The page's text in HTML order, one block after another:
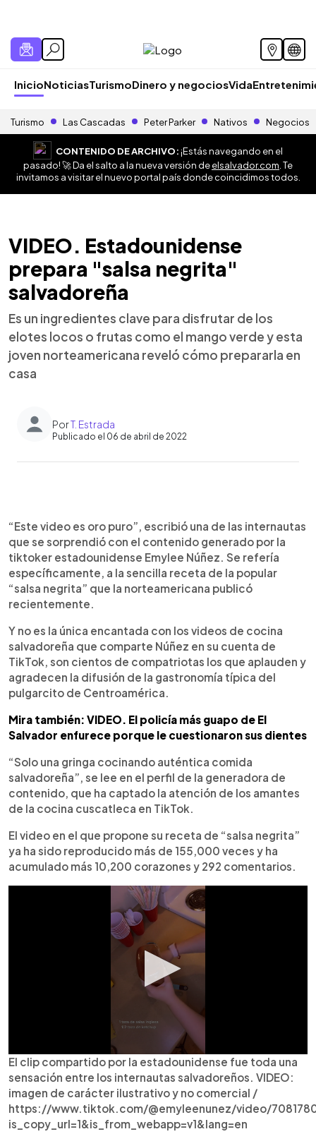
InicioNoticiasTurismoDinero y negociosVida
Turismo Las Cascadas Peter Parker Nativos Negocios
CONTENIDO DE ARCHIVO:¡Estás navegando en el
pasado! 🚀 Da el salto a la nueva versión deelsalvador.com . Te
invitamos a visitar el nuevo portal país donde coincidimos todos.
VIDEO. Estadounidense
prepara "salsa negrita"
salvadoreña
Es un ingredientes clave para disfrutar de los
elotes locos o frutas como el mango verde y esta
joven norteamericana reveló cómo prepararla en
casa
PorT. Estrada
Publicado el 06 de abril de 2022
► Escuchar artículo
“Este video es oro puro”, escribió una de las internautas
que se sorprendió con el contenido generado por la
tiktoker estadounidense Emylee Núñez. Se refería
específicamente, a la sencilla receta de la popular
“salsa negrita” que la norteamericana publicó
recientemente.
Y no es la única encantada con los videos de cocina
salvadoreña que comparte Núñez en su cuenta de
TikTok, son cientos de compatriotas los que aplauden y
agradecen la difusión de la gastronomía típica del
pulgarcito de Centroamérica.
Mira también: VIDEO. El policía más guapo de El
Salvador enfurece porque le cuestionaron sus dientes
“Solo una gringa cocinando auténtica comida
salvadoreña”, se lee en el perfil de la generadora de
contenido, que ha captado la atención de los amantes
de la cocina cuscatleca en TikTok.
El video en el que propone su receta de “salsa negrita”
ya ha sido reproducido más de 155,000 veces y ha
acumulado más 10,200 corazones y 292 comentarios.
El clip compartido por la estadounidense fue toda una
sensación entre los internautas salvadoreños. VIDEO:
imagen de carácter ilustrativo y no comercial /
https://www.tiktok.com/@emyleenunez/video/
is_copy_url=1&is_from_webapp=v1&lang=en